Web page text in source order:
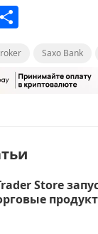
О
п
р
и
т
ь
Saxo Bank
Store